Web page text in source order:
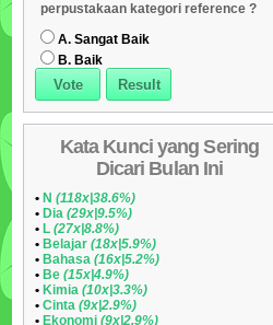
perpustakaan kategori reference ?
A. Sangat Baik
B. Baik
Kata Kunci yang Sering
Dicari Bulan Ini
• N (118x|38.6%)
• Dia (29x|9.5%)
• L (27x|8.8%)
• Belajar (18x|5.9%)
• Bahasa (16x|5.2%)
• Be (15x|4.9%)
• Kimia (10x|3.3%)
• Cinta (9x|2.9%)
• Ekonomi (9x|2.9%)